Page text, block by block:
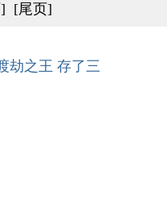
[尾页]
劫之王 存了三